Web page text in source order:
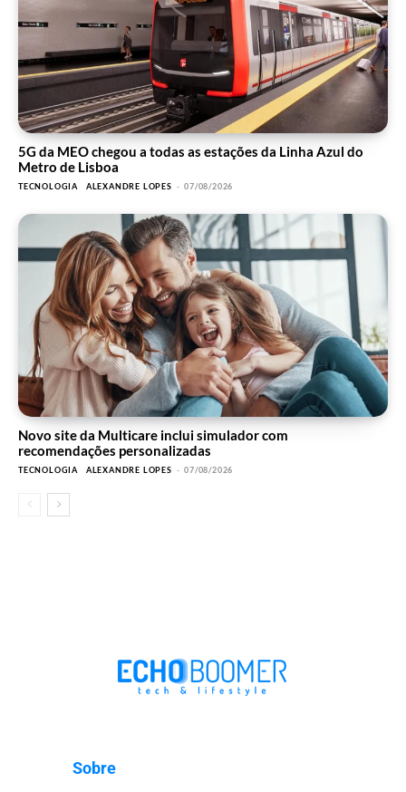
5G da MEO chegou a todas as estações da Linha Azul do
Metro de Lisboa
TECNOLOGIA ALEXANDRE LOPES - 07/08/2026
Novo site da Multicare inclui simulador com
recomendações personalizadas
TECNOLOGIA ALEXANDRE LOPES - 07/08/2026
Sobre